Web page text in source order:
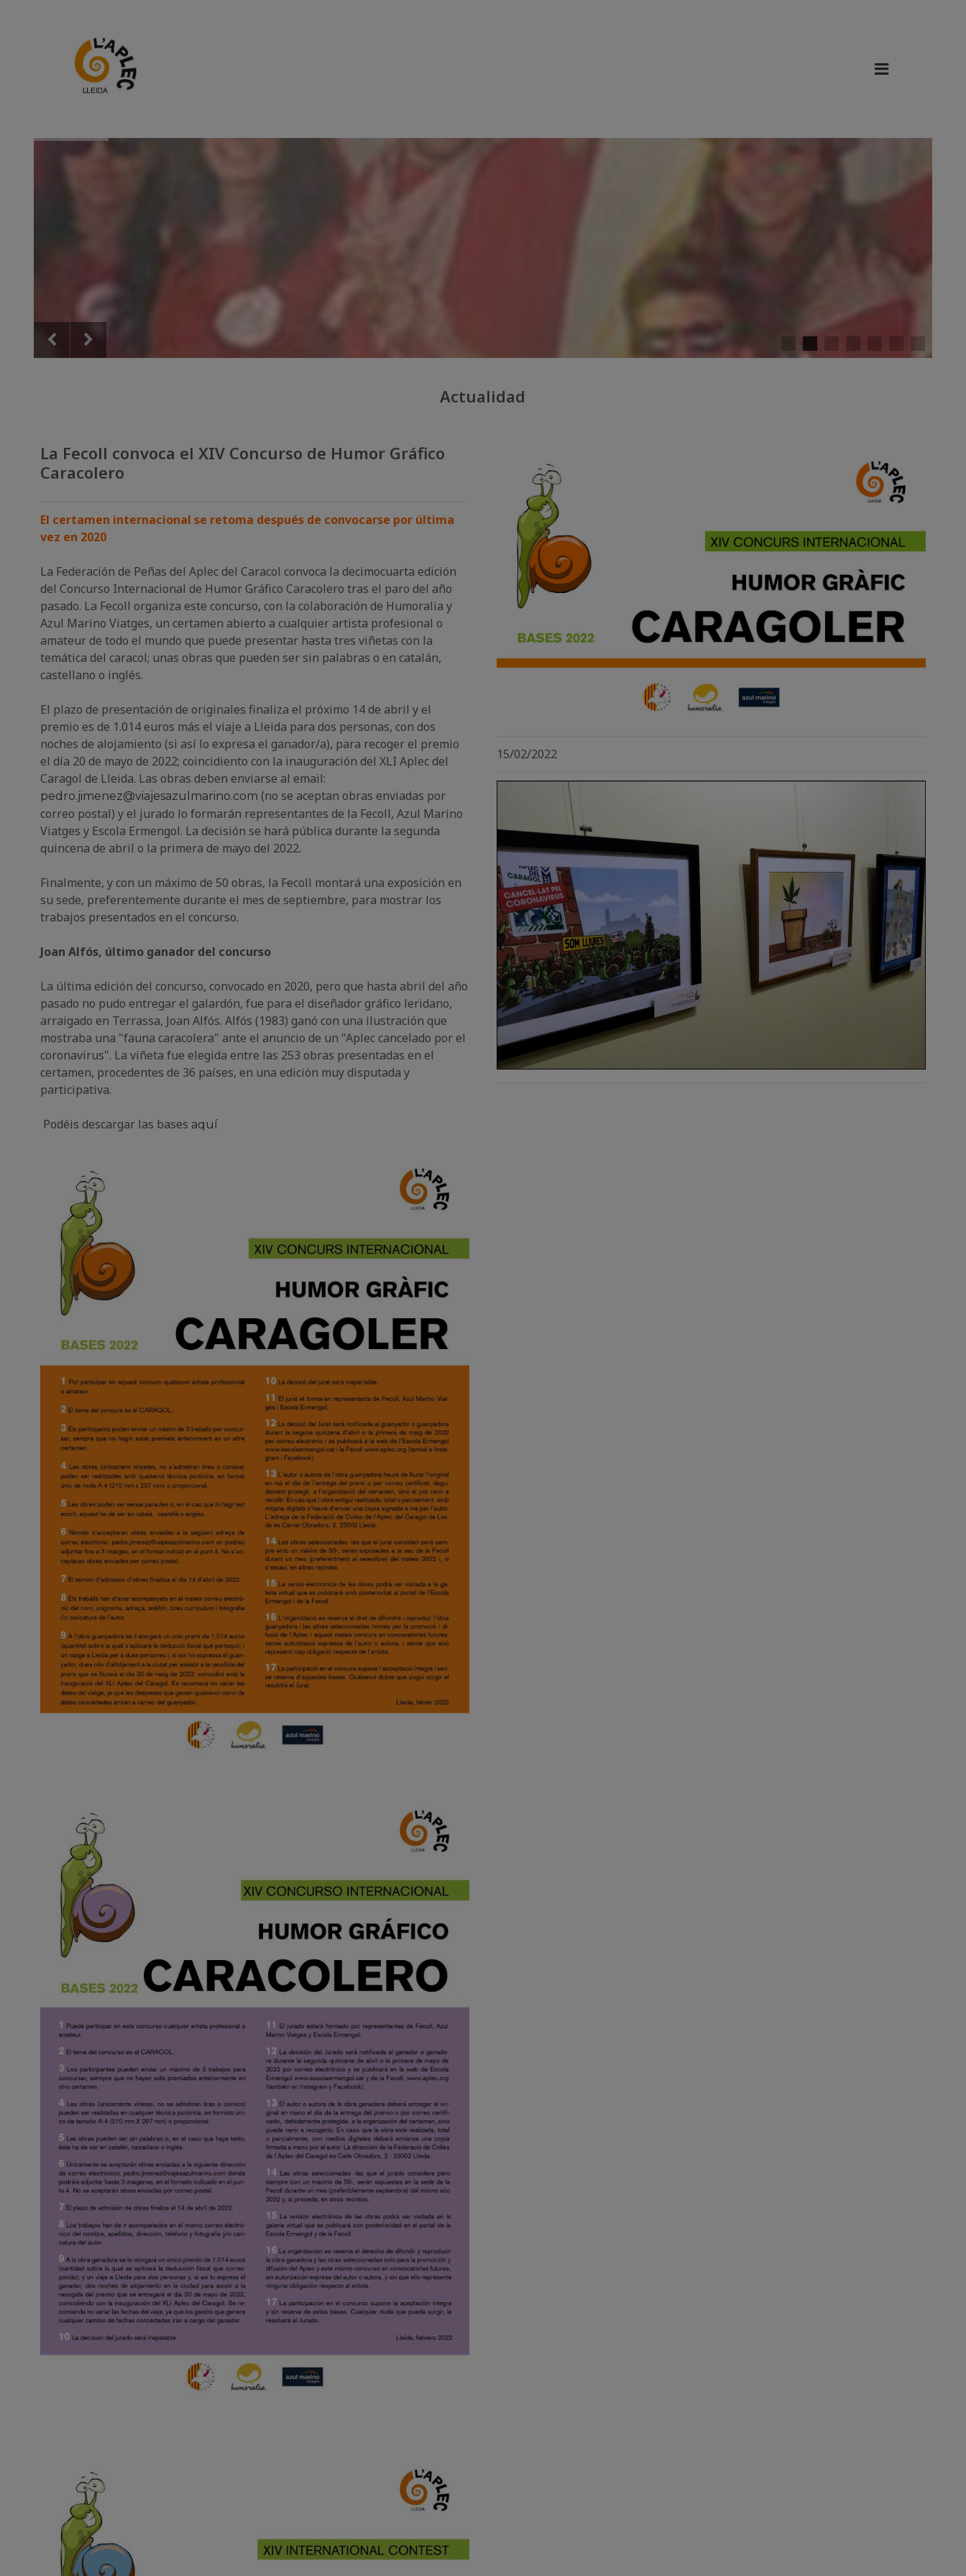
Actualidad
La Fecoll convoca el XIV Concurso de Humor Gráfico
Caracolero
El certamen internacional se retoma después de convocarse por última
vez en 2020
La Federación de Peñas del Aplec del Caracol convoca la decimocuarta edición
del Concurso Internacional de Humor Gráfico Caracolero tras el paro del año
pasado. La Fecoll organiza este concurso, con la colaboración de Humoralia y
Azul Marino Viatges, un certamen abierto a cualquier artista profesional o
amateur de todo el mundo que puede presentar hasta tres viñetas con la
temática del caracol; unas obras que pueden ser sin palabras o en catalán,
castellano o inglés.
El plazo de presentación de originales finaliza el próximo 14 de abril y el
premio es de 1.014 euros más el viaje a Lleida para dos personas, con dos
noches de alojamiento (si así lo expresa el ganador/a), para recoger el premio
el día 20 de mayo de 2022; coincidiento con la inauguración del XLI Aplec del
Caragol de Lleida. Las obras deben enviarse al email:
pedro.jimenez@viajesazulmarino.com (no se aceptan obras enviadas por
correo postal) y el jurado lo formarán representantes de la Fecoll, Azul Marino
Viatges y Escola Ermengol. La decisión se hará pública durante la segunda
quincena de abril o la primera de mayo del 2022.
Finalmente, ycon un máximo de 50 obras, la Fecoll montará una exposición en
su sede, preferentemente durante el mes de septiembre, para mostrar los
trabajos presentados en el concurso.
Joan Alfós, último ganador del concurso
La última edición del concurso, convocado en 2020, pero que hasta abril del año
pasado no pudo entregar el galardón, fue para el diseñador gráfico leridano,
arraigado en Terrassa, Joan Alfós. Alfós (1983) ganó con una ilustración que
mostraba una "fauna caracolera" ante el anuncio de un "Aplec cancelado por el
coronavirus". La viñeta fue elegida entre las 253 obras presentadas en el
certamen, procedentes de 36 países, en una edición muy disputada y
participativa.
Podéis descargar las bases aquí
15/02/2022